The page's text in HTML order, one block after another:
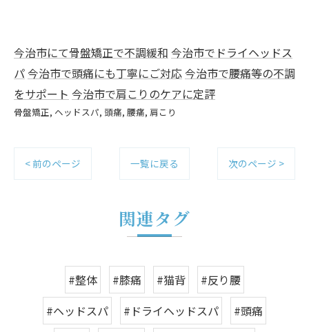
今治市にて骨盤矯正で不調緩和 今治市でドライヘッドス
パ今治市で頭痛にも丁寧にご対応今治市で腰痛等の不調
をサポート 今治市で肩こりのケアに定評
骨盤矯正 ヘッドスパ 頭痛 腰痛 肩こり
< 前のページ 一覧に戻る 次のページ >
関連タグ
#整体 #膝痛 #猫背
#反り腰
#ヘッドスパ
#ドライヘッドスパ
#頭痛